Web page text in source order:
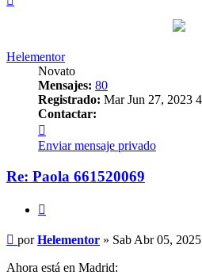
Helementor
Novato
Mensajes: 80
Registrado: Mar Jun 27, 2023
Contactar:
Helementor
Enviar mensaje privado
Re: Paola 661520069
Mensaje
porHelementor » Sab Abr 05,
Ahora está en Madrid: